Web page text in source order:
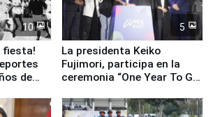
10
fiesta!
de
5
La presidenta Keiko
Fujimori, participa en la
ceremonia “One Year To Go